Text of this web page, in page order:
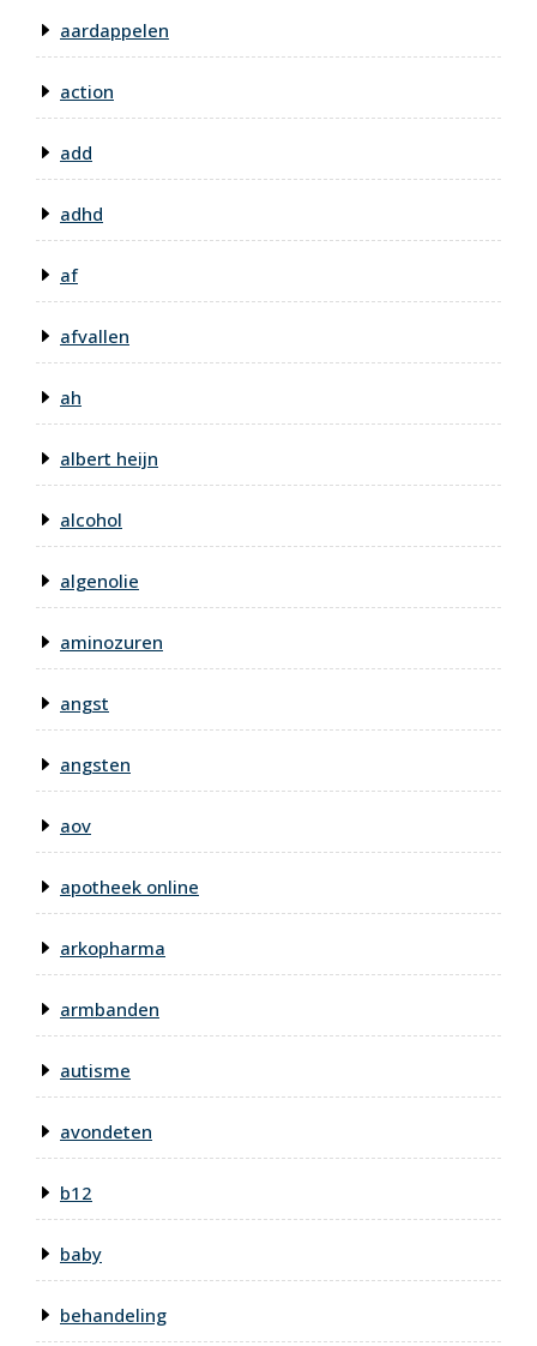
aardappelen
action
add
adhd
af
afvallen
ah
albert heijn
alcohol
algenolie
aminozuren
angst
angsten
aov
apotheek online
arkopharma
armbanden
autisme
avondeten
b12
baby
behandeling